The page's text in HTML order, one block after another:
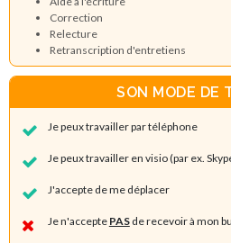
Correction
Relecture
Retranscription d'entretiens
SON MODE DE
Je peux travailler par téléphone
Je peux travailler en visio (par ex.
J'accepte de me déplacer
Je n'accepte PASde recevoir à mon